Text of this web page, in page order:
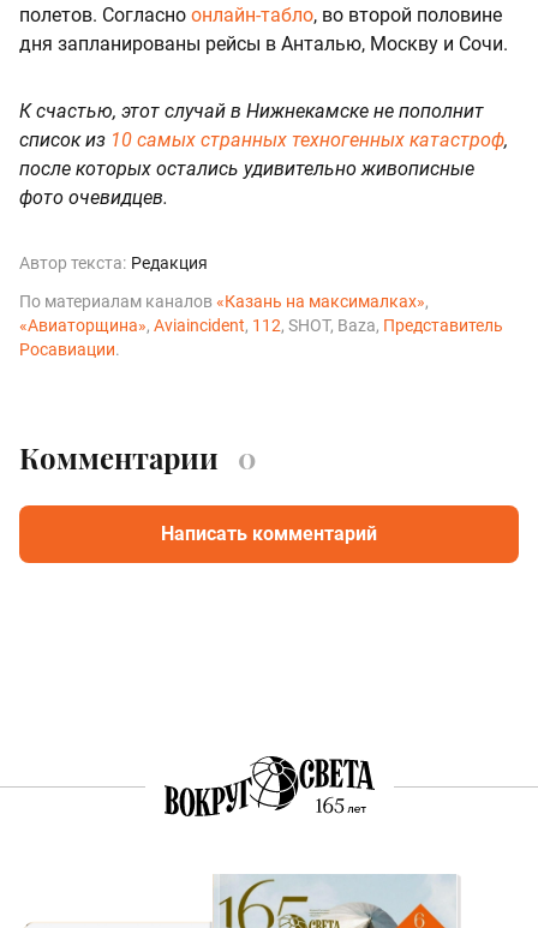
полетов. Согласно онлайн-табло, во второй половине
дня запланированы рейсы в Анталью, Москву и Сочи.
К счастью, этот случай в Нижнекамске не пополнит
список из 10 самых странных техногенных катастроф,
после которых остались удивительно живописные
фото очевидцев.
Автор текста: Редакция
По материалам каналов«Казань на максималках»,
«Авиаторщина», Aviaincident, 112, SHOT, Baza, Представитель
Росавиации.
Комментарии 0
Написать комментарий